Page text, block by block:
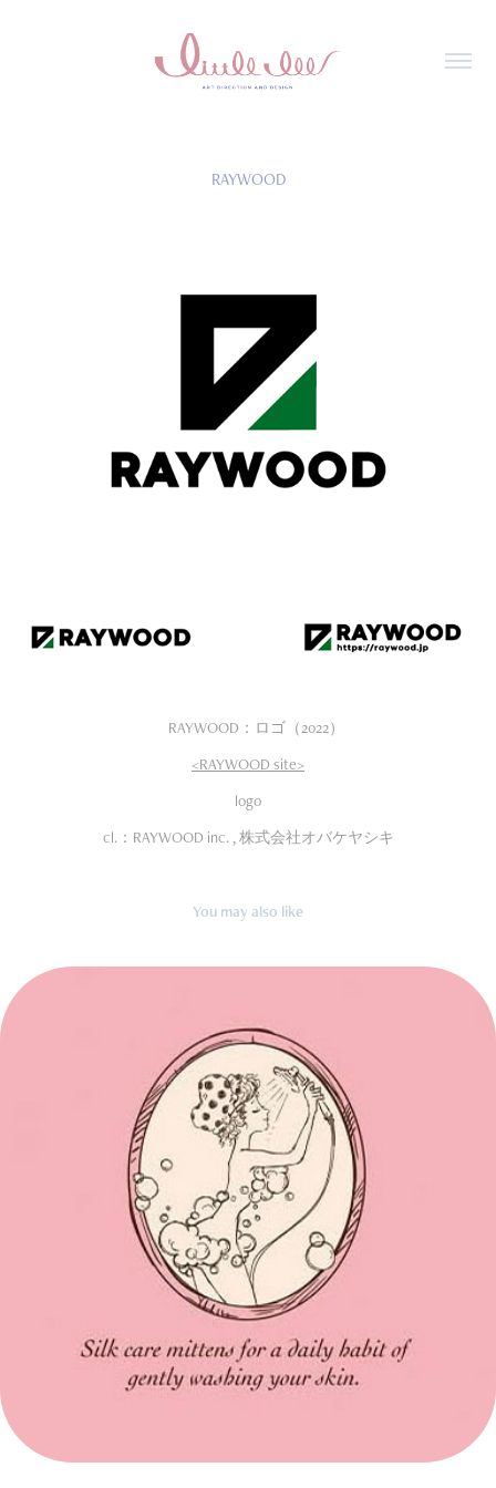
RAYWOOD
RAYWOOD：ロゴ（2022）
<RAYWOOD site>
logo
cl.：RAYWOOD inc. , 株式会社オバケヤシキ
You may also like
2025
melty baboo